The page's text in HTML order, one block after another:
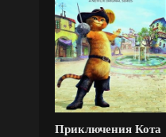
Приключения Кота